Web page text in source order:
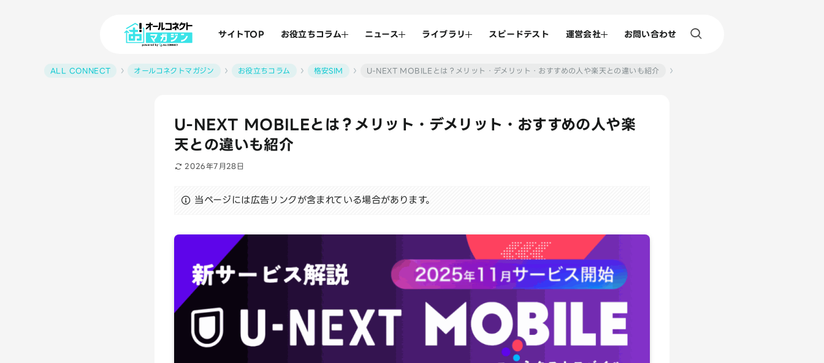
サイトTOP お役立ちコラム ニュース ライブラリ スピードテスト 運営会社 お問い合わせ
ALL CONNECT オールコネクトマガジン お役立ちコラム 格安SIM U-NEXT MOBILEとは？メリット・デメリット・おすすめの人や楽天との違いも紹介
U-NEXT MOBILEとは？メリット・デメリット・おすすめの人や楽
天との違いも紹介
2026年7月28日
当ページには広告リンクが含まれている場合があります。